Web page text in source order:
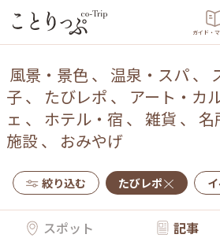
ガイド・
風景・景色、 温泉・スパ、
子、 たびレポ 、 アート・カ
ェ 、 ホテル・宿 、 雑貨 、 名
施設、 おみやげ
絞り込む たびレポ
スポット 記事